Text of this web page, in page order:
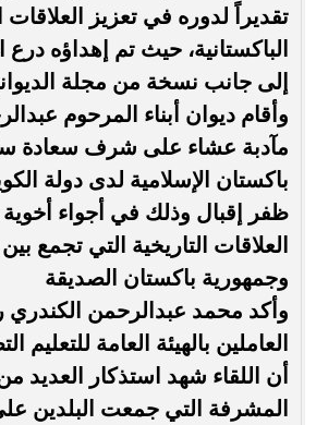
تقديراً لدوره في تعزيز العلاقات
الباكستانية، حيث تم إهداؤه درع
إلى جانب نسخة من مجلة
وأقام ديوان أبناء المرحوم
مآدبة عشاء على شرف سعادة
باكستان الإسلامية لدى دولة
ظفر إقبال وذلك في أجواء
العلاقات التاريخية التي تجمع
وجمهورية باكستان الصديقة
وأكد محمد عبدالرحمن الكندري
العاملين بالهيئة العامة للتعليم
أن اللقاء شهد استذكار العديد
المشرفة التي جمعت البلدين